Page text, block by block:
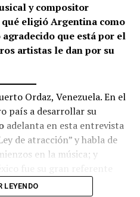
y compositor
eligió Argentina como
que está por el
artistas le dan por su
Ordaz, Venezuela. En el
país a desarrollar su
adelanta en esta entrevista
de atracción” y habla de
en la música; y
LEYENDO